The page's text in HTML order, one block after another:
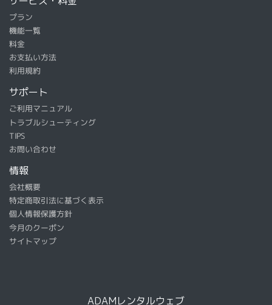
プラン
機能一覧
料金
お支払い方法
利用規約
サポート
ご利用マニュアル
トラブルシューティング
TIPS
お問い合わせ
情報
会社概要
特定商取引法に基づく表示
個人情報保護方針
今月のクーポン
サイトマップ
ADAMレンタルウェブ